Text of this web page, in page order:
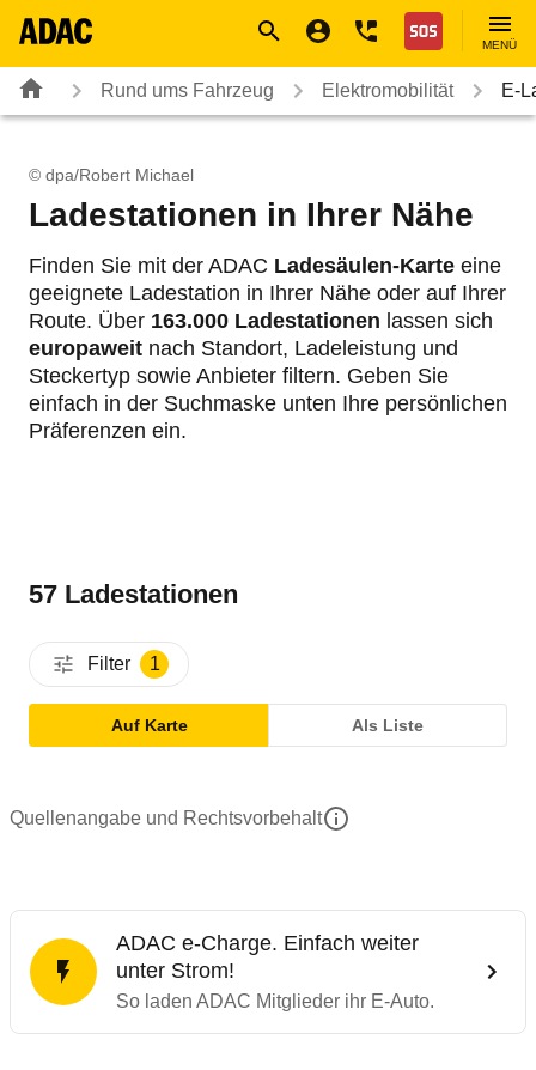
Nothilfe
MENÜ
Rund ums Fahrzeug Elektromobilität E-
© dpa/Robert Michael
Ladestationen in Ihrer Nähe
Finden Sie mit der ADAC Ladesäulen-Karte eine
geeignete Ladestation in Ihrer Nähe oder auf Ihrer
Route. Über 163.000 Ladestationen lassen sich
europaweit nach Standort, Ladeleistung und
Steckertyp sowie Anbieter filtern. Geben Sie
einfach in der Suchmaske unten Ihre persönlichen
Präferenzen ein.
57 Ladestationen
Auf Karte Als Liste
Filter 1
Quellenangabe und Rechtsvorbehalt
ADAC e-Charge. Einfach weiter
unter Strom!
So laden ADAC Mitglieder ihr E-Auto.